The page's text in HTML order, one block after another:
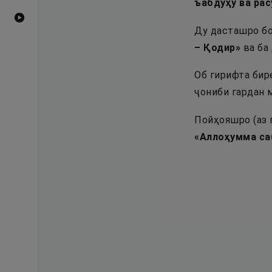
ъабдуҳу ва
Ду дасташро
– Қодир» ва ба
Об гирифта
ҷониби гардан
Пойҳояшро (аз
«Аллоҳумма